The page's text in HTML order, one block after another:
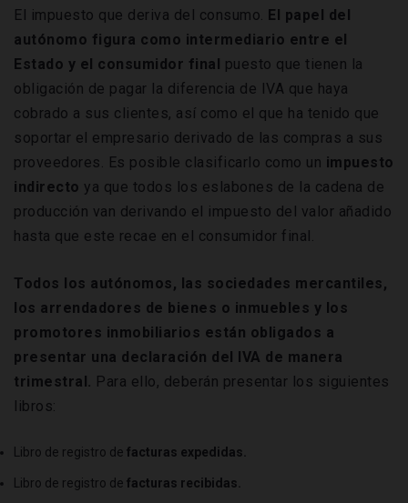
El impuesto que deriva del consumo. El papel del
autónomo figura como intermediario entre el
Estado y el consumidor final puesto que tienen la
obligación de pagar la diferencia de IVA que haya
cobrado a sus clientes, así como el que ha tenido que
soportar el empresario derivado de las compras a sus
proveedores. Es posible clasificarlo como un impuesto
indirecto ya que todos los eslabones de la cadena de
producción van derivando el impuesto del valor añadido
hasta que este recae en el consumidor final.
Todos los autónomos, las sociedades mercantiles,
los arrendadores de bienes o inmuebles y los
promotores inmobiliarios están obligados a
presentar una declaración del IVA de manera
trimestral. Para ello, deberán presentar los siguientes
libros:
Libro de registro de facturas expedidas.
Libro de registro de facturas recibidas.